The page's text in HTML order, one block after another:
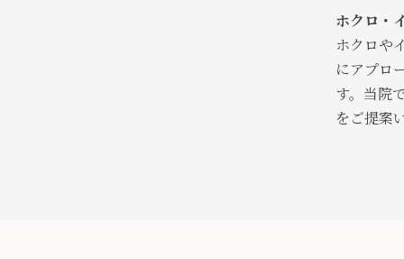
ホクロ・
ホクロや
にアプロ
す。当院
をご提案